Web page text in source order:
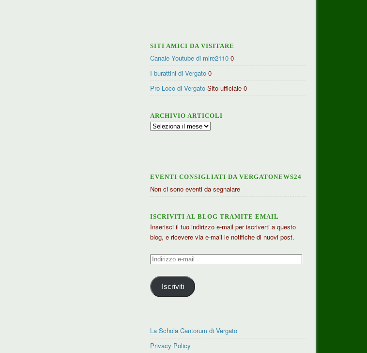
SITI AMICI DA VISITARE
Canale Youtube di mire2110 0
I burattini di Vergato 0
Pro Loco di Vergato Sito ufficiale 0
ARCHIVIO ARTICOLI
Archivio
EVENTI CONSIGLIATI DA VERGATONEWS24
Non ci sono eventi da segnalare
ISCRIVITI AL BLOG TRAMITE EMAIL
Inserisci il tuo indirizzo e-mail per iscriverti a questo
blog, e ricevere via e-mail le notifiche di nuovi post.
Indirizzo
mail
Iscriviti
La Schola Cantorum di Vergato
Privacy Policy